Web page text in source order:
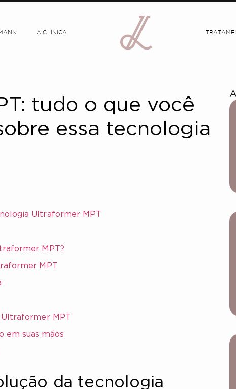
A CLÍNICA
tudo o que você
essa tecnologia
Ultraformer MPT
MPT?
MPT
MPT
em suas mãos
da tecnologia